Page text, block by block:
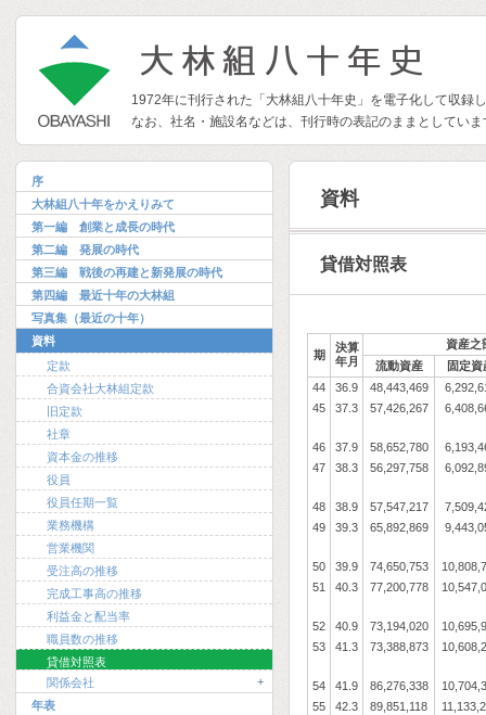
1972年に刊行された「大林組八十年史」を電子化して収録
なお、社名・施設名などは、刊行時の表記のままとしてい
序
大林組八十年をかえりみて
第一編 創業と成長の時代
第二編 発展の時代
第三編 戦後の再建と新発展の時代
第四編 最近十年の大林組
写真集（最近の十年）
資料
定款
合資会社大林組定款
旧定款
社章
資本金の推移
役員
役員任期一覧
業務機構
営業機関
受注高の推移
完成工事高の推移
利益金と配当率
職員数の推移
貸借対照表
関係会社
+
年表
資料
貸借対照表
期
決算
年月
資産之
流動資産
固定資
44
36.9 48,443,469
45
37.3 57,426,267
46 37.9 58,652,780
47
38.3 56,297,758
48 38.9 57,547,217
49
39.3 65,892,869
50 39.9 74,650,753
51
40.3 77,200,778
52 40.9 73,194,020
53
41.3 73,388,873
54 41.9 86,276,338
55
42.3 89,851,118